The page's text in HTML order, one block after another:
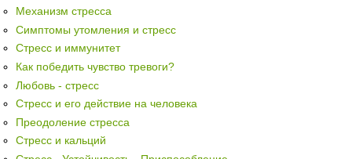
Механизм стресса
Симптомы утомления и стресс
Стресс и иммунитет
Как победить чувство тревоги?
Любовь - стресс
Стресс и его действие на человека
Преодоление стресса
Стресс и кальций